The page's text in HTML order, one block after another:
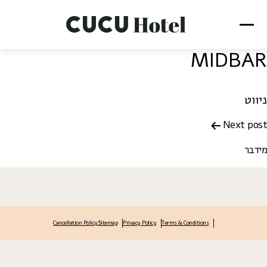
MIDBAR
ניווט
Next post
מידבר
Terms & Conditions
Privacy Policy
Sitemap
Cancellation Policy